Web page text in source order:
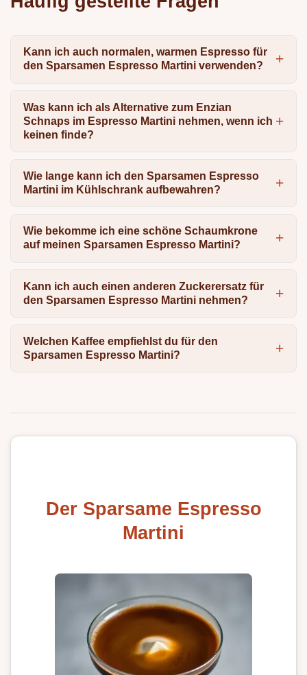
Kann ich auch normalen, warmen Espresso für
den Sparsamen Espresso Martini verwenden?
Was kann ich als Alternative zum Enzian
Schnaps im Espresso Martini nehmen, wenn ich
keinen finde?
Wie lange kann ich den Sparsamen Espresso
Martini im Kühlschrank aufbewahren?
Wie bekomme ich eine schöne Schaumkrone
auf meinen Sparsamen Espresso Martini?
Kann ich auch einen anderen Zuckerersatz für
den Sparsamen Espresso Martini nehmen?
Welchen Kaffee empfiehlst du für den
Sparsamen Espresso Martini?
Der Sparsame Espresso
Martini